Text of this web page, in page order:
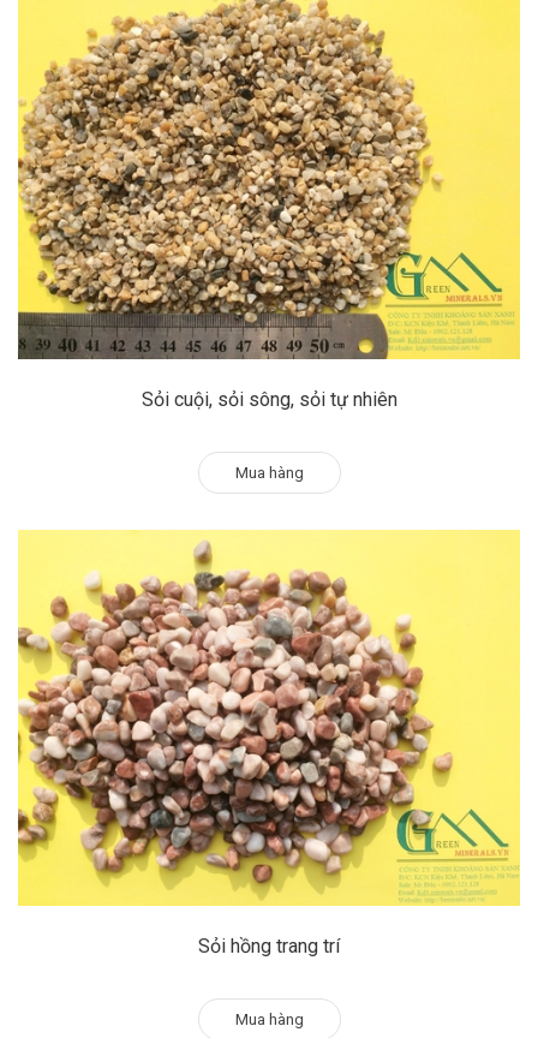
Sỏi cuội, sỏi sông, sỏi tự nhiên
Mua hàng
Sỏi hồng trang trí
Mua hàng